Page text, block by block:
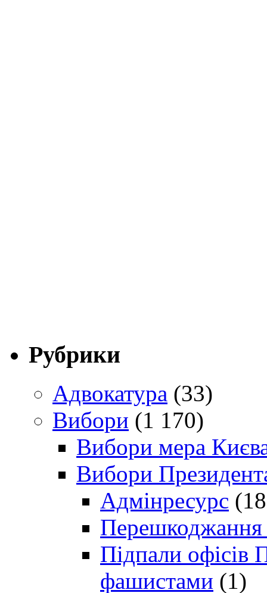
Рубрики
Адвокатура (33)
Вибори (1 170)
Вибори мера
Вибори
Адмінресурс
Перешкоджання
Підпали офісів
фашистами (1)